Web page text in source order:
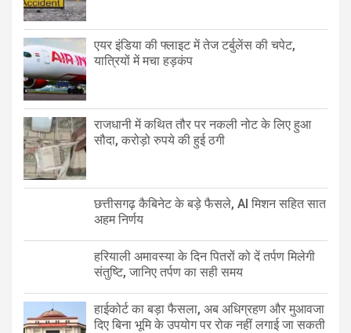
एयर इंडिया की फ्लाइट में तेज टर्बुलेंस की चपेट,
यात्रियों में मचा हड़कंप
राजधानी में कथित तौर पर नकली नोट के लिए हुआ
सौदा, करोड़ो रुपये की हुई ठगी
छत्तीसगढ़ कैबिनेट के बड़े फैसले, AI मिशन सहित सात
अहम निर्णय
हरियाली अमावस्या के दिन पितरों को दें तर्पण मिलेगी
संतुष्टि, जानिए तर्पण का सही समय
हाईकोर्ट का बड़ा फैसला, अब अधिग्रहण और मुआवजा
दिए बिना भूमि के उपयोग पर रोक नहीं लगाई जा सकती